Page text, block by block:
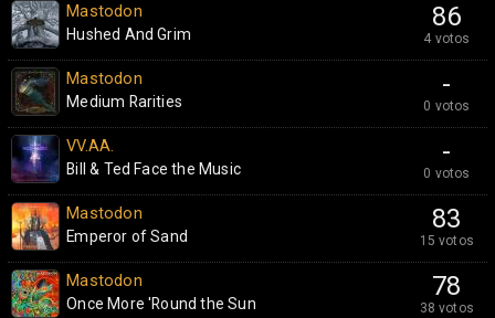
86
4 votos
Mastodon
Hushed And Grim
-
0 votos
Mastodon
Medium Rarities
-
0 votos
VV.AA.
Bill & Ted Face the Music
83
15 votos
Mastodon
Emperor of Sand
78
38 votos
Mastodon
Once More 'Round the Sun